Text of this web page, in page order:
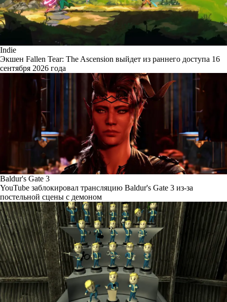
Indie
Экшен Fallen Tear: The Ascension выйдет из раннего доступа 16
сентября 2026 года
Baldur's Gate 3
YouTube заблокировал трансляцию Baldur's Gate 3 из-за
постельной сцены с демоном